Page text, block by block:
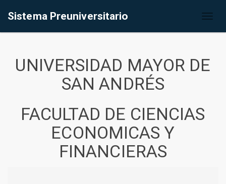
Sistema Preuniversitario
UNIVERSIDAD MAYOR DE
SAN ANDRÉS
FACULTAD DE CIENCIAS
ECONOMICAS Y
FINANCIERAS